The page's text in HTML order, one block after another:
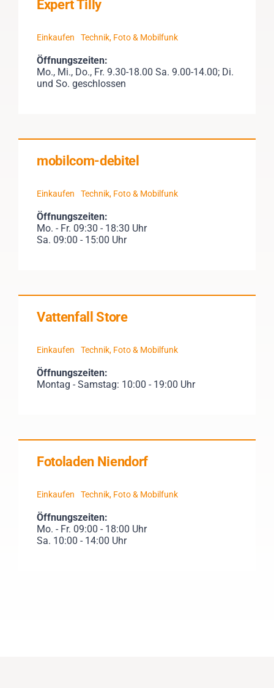
Expert Tilly
Einkaufen Technik, Foto & Mobilfunk
Öffnungszeiten:
Mo., Mi., Do., Fr. 9.30-18.00 Sa. 9.00-14.00; Di.
und So. geschlossen
mobilcom-debitel
Einkaufen Technik, Foto & Mobilfunk
Öffnungszeiten:
Mo. - Fr. 09:30 - 18:30 Uhr
Sa. 09:00 - 15:00 Uhr
Vattenfall Store
Einkaufen Technik, Foto & Mobilfunk
Öffnungszeiten:
Montag - Samstag: 10:00 - 19:00 Uhr
Fotoladen Niendorf
Einkaufen Technik, Foto & Mobilfunk
Öffnungszeiten:
Mo. - Fr. 09:00 - 18:00 Uhr
Sa. 10:00 - 14:00 Uhr